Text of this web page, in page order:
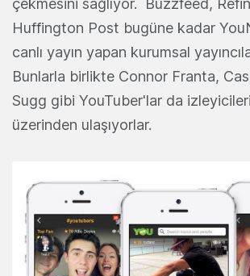
çekmesini sağlıyor. Buzzfeed,
Huffington Post bugüne kadar
canlı yayın yapan kurumsal
Bunlarla birlikte Connor Franta,
Sugg gibi YouTuber'lar da
üzerinden ulaşıyorlar.